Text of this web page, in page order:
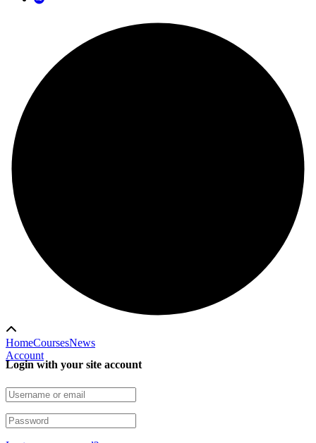
HomeCoursesNews
Account
Login with your site account